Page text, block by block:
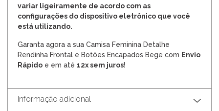
variar ligeiramente de acordo com as
configurações do dispositivo eletrônico que você
está utilizando.
Garanta agora a sua Camisa Feminina Detalhe
Rendinha Frontal e Botões Encapados Bege com Envio
Rápido e em até 12x sem juros!
Informação adicional